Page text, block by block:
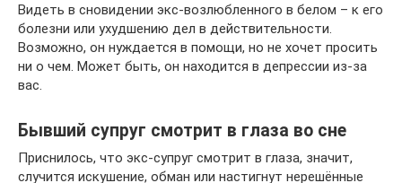
Видеть в сновидении экс-возлюбленного в белом – к его
болезни или ухудшению дел в действительности.
Возможно, он нуждается в помощи, но не хочет просить
ни о чем. Может быть, он находится в депрессии из-за
вас.
Бывший супруг смотрит в глаза во сне
Приснилось, что экс-супруг смотрит в глаза, значит,
случится искушение, обман или настигнут нерешённые